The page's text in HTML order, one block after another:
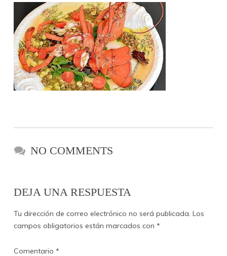
CONTACTO
NOTICIAS
NO COMMENTS
DEJA UNA RESPUESTA
Tu dirección de correo electrónico no será publicada. Los
campos obligatorios están marcados con *
Comentario *